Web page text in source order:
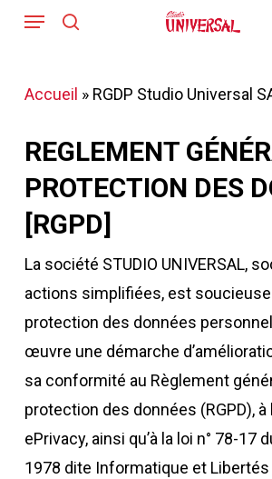
Skip
content
Menu
Accueil » RGDP Studio Universal
REGLEMENT
PROTECTION DES
[RGPD]
La société STUDIO UNIVERSAL,
actions simplifiées, est soucieuse
protection des données
œuvre une démarche
sa conformité au Règlement
protection des données (RGPD), à
ePrivacy, ainsi qu’à la loi n° 78-17
1978 dite Informatique et